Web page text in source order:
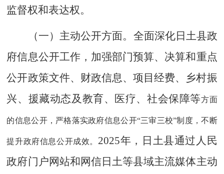
监督权和表达权。
（一）主动公开方面。 全面深化日土县政
府信息公开工作，加强部门预算、决算和重点
公开政策文件、财政信息、项目经费、
乡村振
兴、援藏动态及 教育、医疗、社会保障等方面
的信息公开，严格落实政府信息公开“三审三校”制度，不断
提升政府信息公开成效。 2025年，日土县通过人民
政府门户网站和 网信日土等县域主流媒体主动